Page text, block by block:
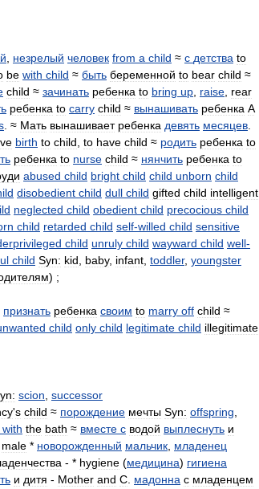
незрелый человек from a child ≈ с детства to
be with child ≈ быть беременной to bear child ≈
child ≈ зачинать ребенка to bring up raise rear
ребенка to carry child ≈ вынашивать ребенка A
. ≈ Мать вынашивает ребенка девять месяцев
birth to child to have child ≈ родить ребенка to
ребенка to nurse child ≈ нянчить ребенка to
abused child bright child child unborn child
disobedient child dull child gifted child intelligent
neglected child obedient child precocious child
child retarded child self-willed child sensitive
child unruly child wayward child well-
child Syn: kid baby, infant toddler, youngster
) ;
признать ребенка своим to marry off child ≈
child only child legitimate child illegitimate
scion successor
's child ≈ порождение мечты Syn: offspring
with the bath ≈ вместе с водой выплеснуть и
male * новорожденный мальчик младенец
- * hygiene (медицина) гигиена
и дитя - Mother and C мадонна с младенцем